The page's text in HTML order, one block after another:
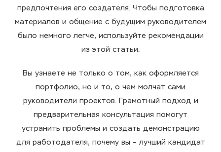
предпочтения его создателя. Чтобы подготовка
материалов и общение с будущим руководителем
было немного легче, используйте рекомендации
из этой статьи.
Вы узнаете не только о том, как оформляется
портфолио, но и то, о чем молчат сами
руководители проектов. Грамотный подход и
предварительная консультация помогут
устранить проблемы и создать демонстрацию
для работодателя, почему вы – лучший кандидат